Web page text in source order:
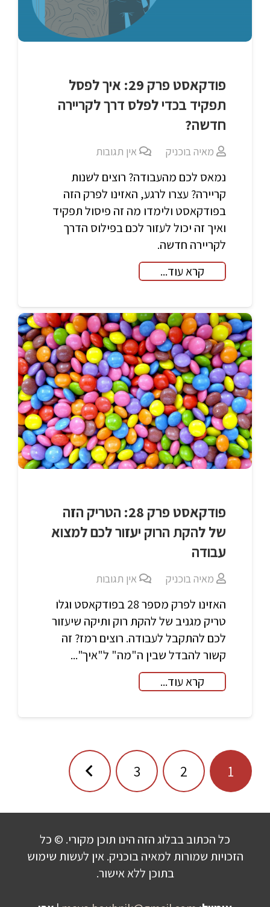
פודקאסט פרק 29: איך לפסל
תפקיד בכדי לפלס דרך לקריירה
חדשה?
מאיה בוכניק אין תגובות
נמאס לכם מהעבודה? רוצים לשנות
קריירה? עצרו לרגע, האזינו לפרק הזה
בפודקאסט ולימדו מה זה פיסול תפקיד
ואיך זה יכול לעזור לכם בפילוס הדרך
לקריירה חדשה.
קרא עוד...
פודקאסט פרק 28: הטריק הזה
של להקת הרוק יעזור לכם למצוא
עבודה
מאיה בוכניק אין תגובות
האזינו לפרק מספר 28 בפודקאסט וגלו
טריק מגניב של להקת רוק ותיקה שיעזור
לכם להתקבל לעבודה. רוצים רמז? זה
קשור להבדל שבין ה"מה" ל"איך"...
קרא עוד...
ניווט
1
2
3
כל הכתוב בבלוג הזה הינו תוכן מקורי. © כל
הזכויות שמורות למאיה בוכניק. אין לעשות שימוש
בתוכן ללא אישור.